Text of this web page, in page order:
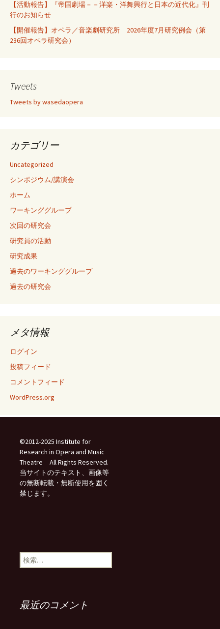
【活動報告】『帝国劇場－－洋楽・洋舞興行と日本の近代化』刊
行のお知らせ
【開催報告】オペラ／音楽劇研究所 2026年度7月研究例会（第
236回オペラ研究会）
Tweets
Tweets by wasedaopera
カテゴリー
Uncategorized
シンポジウム/講演会
ホーム
ワーキンググループ
次回の研究会
研究員の活動
研究成果
過去のワーキンググループ
過去の研究会
メタ情報
ログイン
投稿フィード
コメントフィード
WordPress.org
©2012-2025 Institute for
Research in Opera and Music
Theatre All Rights Reserved.
当サイトのテキスト、画像等
の無断転載・無断使用を固く
禁じます。
検
索:
最近のコメント